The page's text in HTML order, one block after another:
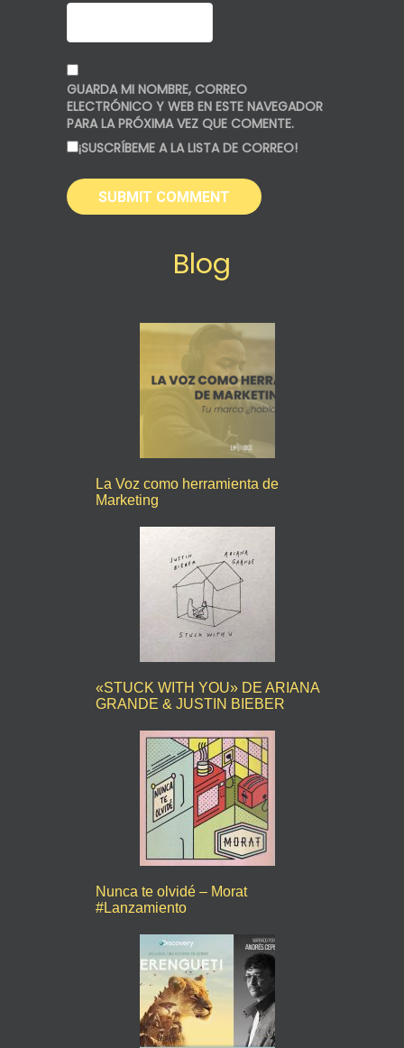
GUARDA MI NOMBRE, CORREO
ELECTRÓNICO Y WEB EN ESTE NAVEGADOR
PARA LA PRÓXIMA VEZ QUE COMENTE.
¡SUSCRÍBEME A LA LISTA DE CORREO!
Blog
La Voz como herramienta de
Marketing
«STUCK WITH YOU» DE ARIANA
GRANDE & JUSTIN BIEBER
Nunca te olvidé – Morat
#Lanzamiento